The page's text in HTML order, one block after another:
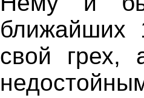
ближайших
свой грех,